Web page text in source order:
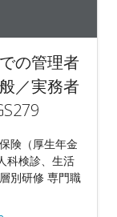
の管理者
／実務者
険（厚生年金
科検診、生活
別研修 専門職